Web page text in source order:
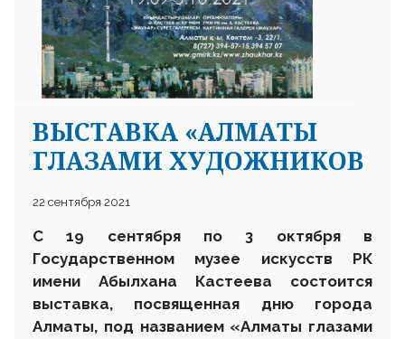
ВЫСТАВКА «АЛМАТЫ
ГЛАЗАМИ ХУДОЖНИКОВ
22 сентября 2021
С 19 сентября по 3 октября в
Государственном музее искусств РК
имени Абылхана Кастеева состоится
выставка, посвященная дню города
Алматы, под названием «Алматы глазами